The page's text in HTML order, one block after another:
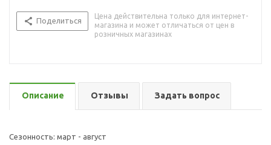
Поделиться
Цена действительна только для интернет-
магазина и может отличаться от цен в
розничных магазинах
Описание Отзывы Задать вопрос
Сезонность: март - август